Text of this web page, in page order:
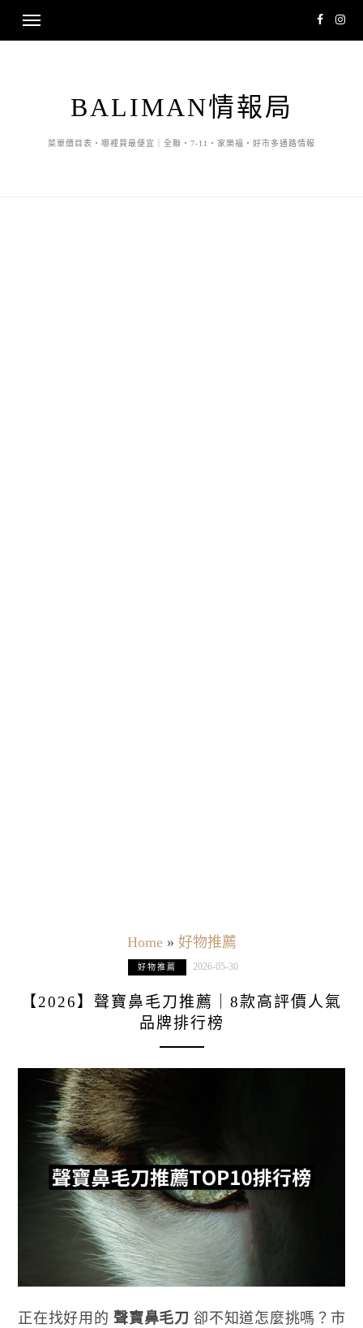
BALIMAN情報局
菜單價目表・哪裡買最便宜｜全聯・7-11・家樂福・好市多通路情報
Home» 好物推薦
好物推薦 2026-05-30
【2026】聲寶鼻毛刀推薦｜8款高評價人氣
品牌排行榜
正在找好用的 聲寶鼻毛刀 卻不知道怎麼挑嗎？市